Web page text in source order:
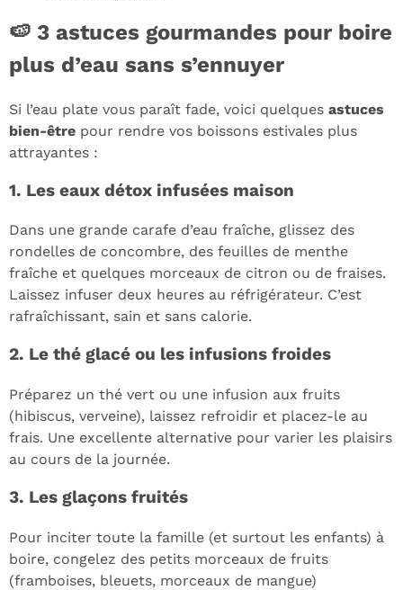
🍉 3 astuces gourmandes pour boire
plus d’eau sans s’ennuyer
Si l’eau plate vous paraît fade, voici quelques astuces
bien-être pour rendre vos boissons estivales plus
attrayantes :
1. Les eaux détox infusées maison
Dans une grande carafe d’eau fraîche, glissez des
rondelles de concombre, des feuilles de menthe
fraîche et quelques morceaux de citron ou de fraises.
Laissez infuser deux heures au réfrigérateur. C’est
rafraîchissant, sain et sans calorie.
2. Le thé glacé ou les infusions froides
Préparez un thé vert ou une infusion aux fruits
(hibiscus, verveine), laissez refroidir et placez-le au
frais. Une excellente alternative pour varier les plaisirs
au cours de la journée.
3. Les glaçons fruités
Pour inciter toute la famille (et surtout les enfants) à
boire, congelez des petits morceaux de fruits
(framboises, bleuets, morceaux de mangue)